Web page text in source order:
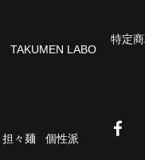
TAKUMEN LABO
担々麺
個性派
特定